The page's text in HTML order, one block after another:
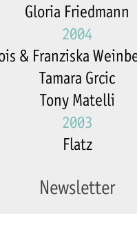
Gloria Friedmann
2004
& Franziska
Tamara Grcic
Tony Matelli
2003
Flatz
Newsletter